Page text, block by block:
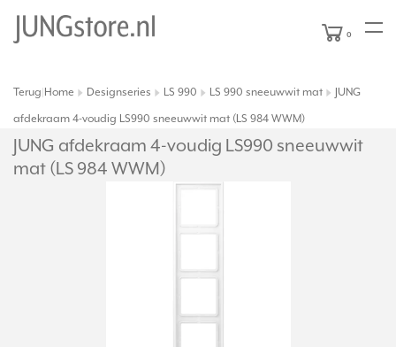
0
Terug Home Designseries LS 990 LS 990 sneeuwwit mat
JUNG
afdekraam 4-voudig LS990 sneeuwwit mat (LS 984 WWM)
JUNG afdekraam 4-voudig LS990 sneeuwwit
mat (LS 984 WWM)